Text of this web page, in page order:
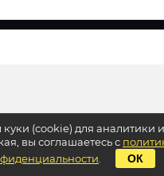
(cookie) для аналитики
вы соглашаетесь с
ОК